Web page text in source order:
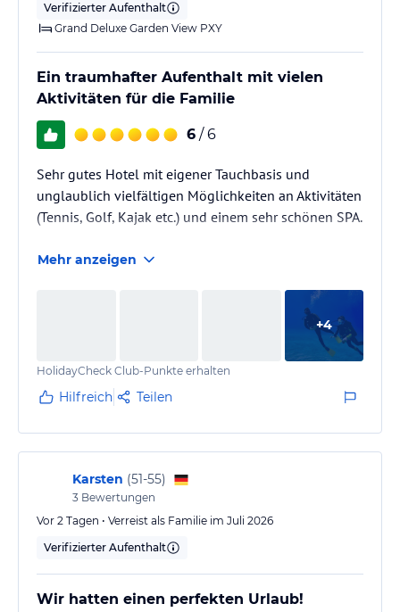
Verifizierter Aufenthalt
Grand Deluxe Garden View PXY
Ein traumhafter Aufenthalt mit vielen
Aktivitäten für die Familie
6 / 6
Sehr gutes Hotel mit eigener Tauchbasis und
unglaublich vielfältigen Möglichkeiten an Aktivitäten
(Tennis, Golf, Kajak etc.) und einem sehr schönen SPA.
Mehr anzeigen
+4
HolidayCheck Club-Punkte erhalten
Hilfreich Teilen
Karsten (51-55)
3 Bewertungen
Vor 2 Tagen • Verreist als Familie im Juli 2026
Verifizierter Aufenthalt
Wir hatten einen perfekten Urlaub!